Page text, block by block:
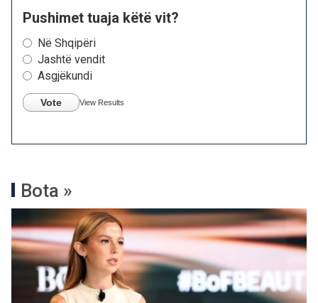
Pushimet tuaja këtë vit?
Në Shqipëri
Jashtë vendit
Asgjëkundi
Vote View Results
Bota »